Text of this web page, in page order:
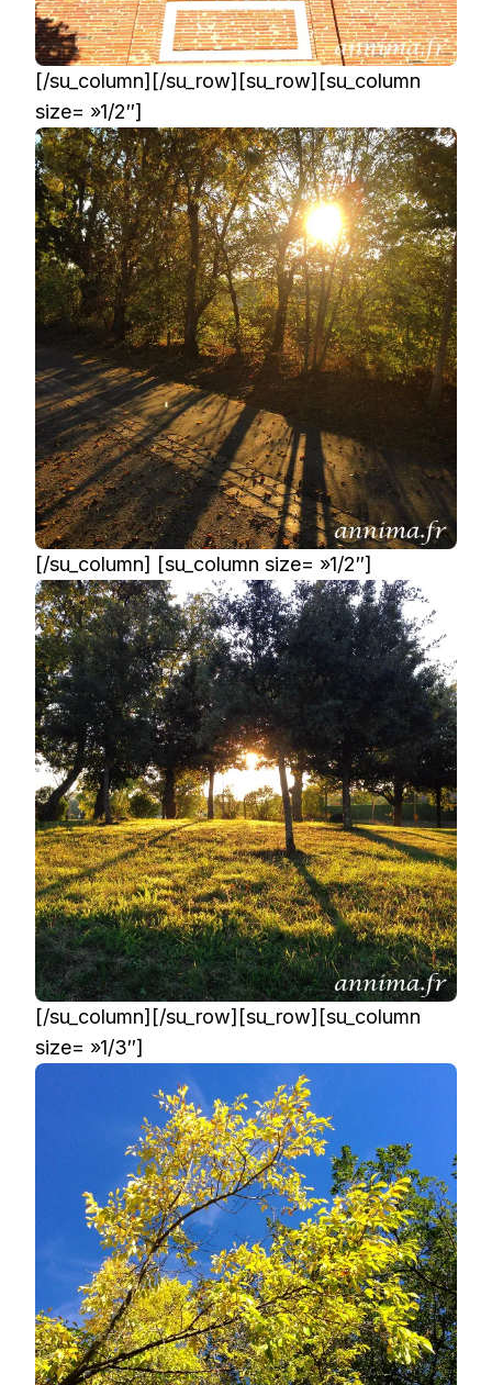
[/su_column][/su_row][su_row][su_column
size= »1/2″]
[/su_column] [su_column size= »1/2″]
[/su_column][/su_row][su_row][su_column
size= »1/3″]